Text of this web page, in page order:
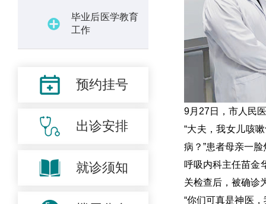
毕业后医学教育
工作
预约挂号
出诊安排
就诊须知
9月27日，市人民
“大夫，我女儿咳
病？”患者母亲一
呼吸内科主任苗金
关检查后，被确诊
“你们可真是神医